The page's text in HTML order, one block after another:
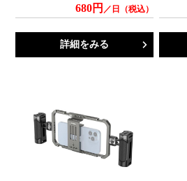
680円 ／日（税込）
詳細をみる